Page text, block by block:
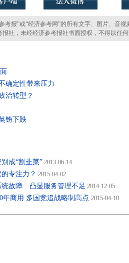
报”或“经济参考网”的所有文字、图片、音视
报社，未经经济参考报社书面授权，不得以任
确定性带来压力
治转型？
镑下跌
成“割韭菜” 2013-06-14
专注力？ 2015-04-02
统故障 凸显服务管理不足 2014-12-05
年商用 多国竞追战略制高点 2015-04-10